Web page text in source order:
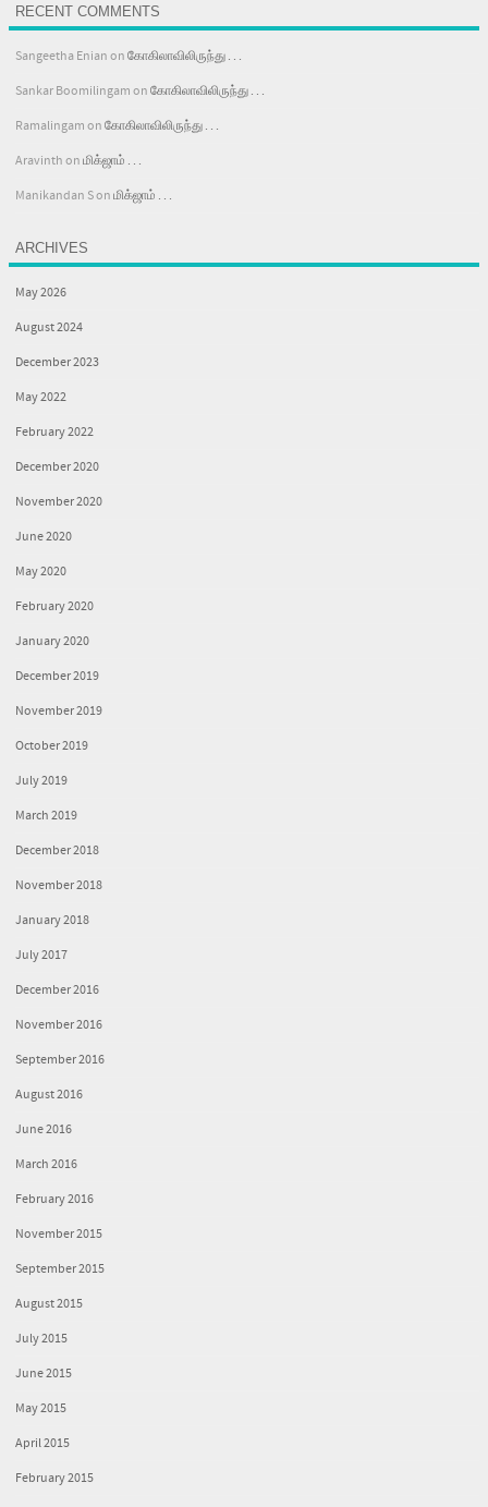
RECENT COMMENTS
Sangeetha Enian on கோகிலாவிலிருந்து . . .
Sankar Boomilingam on கோகிலாவிலிருந்து . . .
Ramalingam on கோகிலாவிலிருந்து . . .
Aravinth on மிக்ஜாம் . . .
Manikandan Son மிக்ஜாம் . . .
ARCHIVES
May 2026
August 2024
December 2023
May 2022
February 2022
December 2020
November 2020
June 2020
May 2020
February 2020
January 2020
December 2019
November 2019
October 2019
July 2019
March 2019
December 2018
November 2018
January 2018
July 2017
December 2016
November 2016
September 2016
August 2016
June 2016
March 2016
February 2016
November 2015
September 2015
August 2015
July 2015
June 2015
May 2015
April 2015
February 2015